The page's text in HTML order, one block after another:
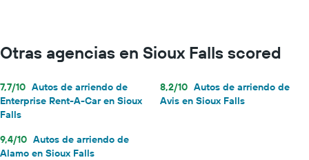
Otras agencias en Sioux Falls scored
7,7/10 Autos de arriendo de
Enterprise Rent-A-Car en Sioux
Falls
8,2/10 Autos de arriendo de
Avis en Sioux Falls
9,4/10 Autos de arriendo de
Alamo en Sioux Falls